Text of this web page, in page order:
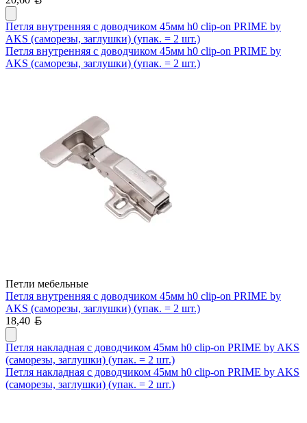
Петля внутренняя с доводчиком 45мм h0 clip-on PRIME by
AKS (саморезы, заглушки) (упак. = 2 шт.)
Петля внутренняя с доводчиком 45мм h0 clip-on PRIME by
AKS (саморезы, заглушки) (упак. = 2 шт.)
Петли мебельные
Петля внутренняя с доводчиком 45мм h0 clip-on PRIME by
AKS (саморезы, заглушки) (упак. = 2 шт.)
18,40
Петля накладная с доводчиком 45мм h0 clip-on PRIME by AKS
(саморезы, заглушки) (упак. = 2 шт.)
Петля накладная с доводчиком 45мм h0 clip-on PRIME by AKS
(саморезы, заглушки) (упак. = 2 шт.)